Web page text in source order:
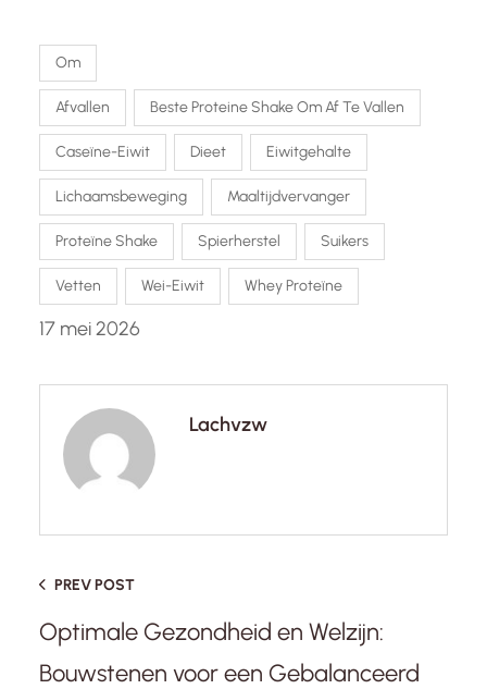
Om
Afvallen Beste Proteine Shake Om Af Te Vallen
Caseïne-Eiwit Dieet Eiwitgehalte
Lichaamsbeweging Maaltijdvervanger
Proteïne Shake Spierherstel Suikers
Vetten Wei-Eiwit Whey Proteïne
17 mei 2026
Lachvzw
PREV POST
Optimale Gezondheid en Welzijn:
Bouwstenen voor een Gebalanceerd